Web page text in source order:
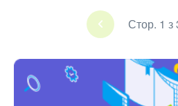
Стор. 1 з